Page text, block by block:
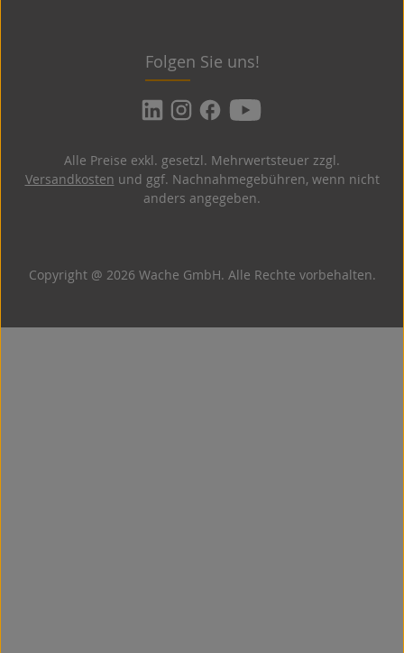
Folgen Sie uns!
Copyright @ 2026 Wache GmbH. Alle Rechte vorbehalten.
Alle Preise exkl. gesetzl. Mehrwertsteuer zzgl.
Versandkosten und ggf. Nachnahmegebühren, wenn nicht
anders angegeben.